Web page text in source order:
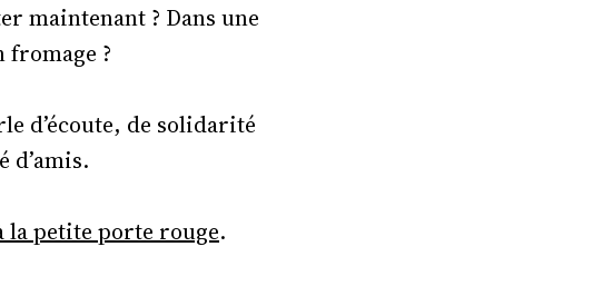
maintenant ? Dans une
?
d’écoute, de solidarité
d’amis.
la petite porte rouge.